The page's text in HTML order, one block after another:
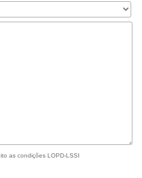
as condições LOPD-LSSI